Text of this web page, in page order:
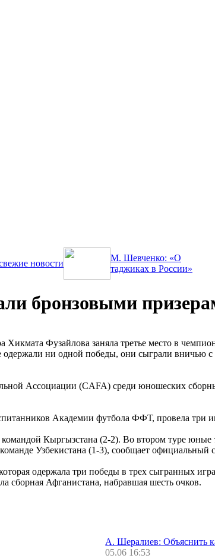
новости
М. Шевченко: «О
таджиках в России»
бронзовыми
Фузайлова заняла третье место в
ни одной победы, они сыграли вничью
Ассоциации (CAFA) среди юношеских
Академии футбола ФФТ, провела три
Кыргызстана (2-2). Во втором туре
Узбекистана (1-3), сообщает
одержала три победы в трех сыгранных
сборная Афганистана, набравшая шесть очков.
А. Шералиев: Объяснить
05.06 16:53